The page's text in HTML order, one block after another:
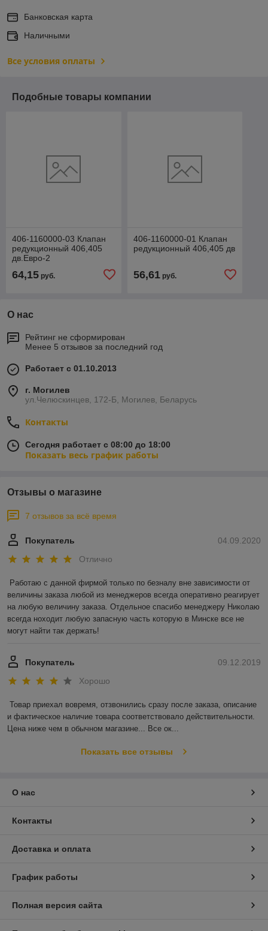
Банковская карта
Наличными
Все условия оплаты
Подобные товары компании
406-1160000-03 Клапан
редукционный 406,405
дв.Евро-2
64,15 руб.
406-1160000-01 Клапан
редукционный 406,405 дв
56,61руб.
О нас
Рейтинг не сформирован
Менее 5 отзывов за последний год
Работает с 01.10.2013
г. Могилев
ул.Челюскинцев, 172-Б, Могилев, Беларусь
Контакты
Сегодня работает с 08:00 до 18:00
Показать весь график работы
Отзывы о магазине
7 отзывов за всё время
04.09.2020
Покупатель
Отлично
Работаю с данной фирмой только по безналу вне зависимости от
величины заказа любой из менеджеров всегда оперативно реагирует
на любую величину заказа. Отдельное спасибо менеджеру Николаю
всегда ноходит любую запасную часть которую в Минске все не
могут найти так держать!
09.12.2019
Покупатель
Хорошо
Товар приехал вовремя, отзвонились сразу после заказа, описание
и фактическое наличие товара соответствовало действительности.
Цена ниже чем в обычном магазине... Все ок...
Показать все отзывы
О нас
Контакты
Доставка и оплата
График работы
Полная версия сайта